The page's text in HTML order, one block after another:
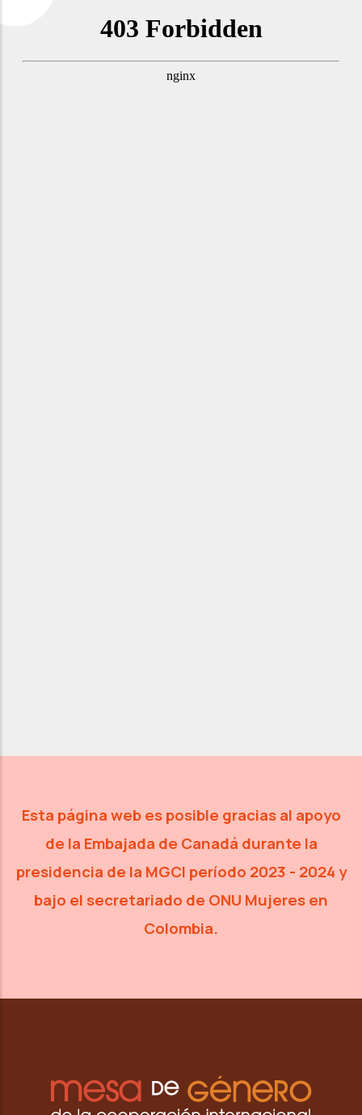
Esta página web es posible gracias al apoyo
de la Embajada de Canadá durante la
presidencia de la MGCI período 2023 - 2024 y
bajo el secretariado de ONU Mujeres en
Colombia.